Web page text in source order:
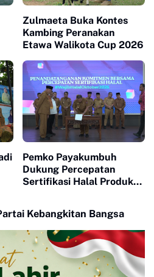
Zulmaeta Buka Kontes
Kambing Peranakan
Etawa Walikota Cup 2026
Pemko Payakumbuh
Dukung Percepatan
Sertifikasi Halal Produk
Kebangkitan Bangsa